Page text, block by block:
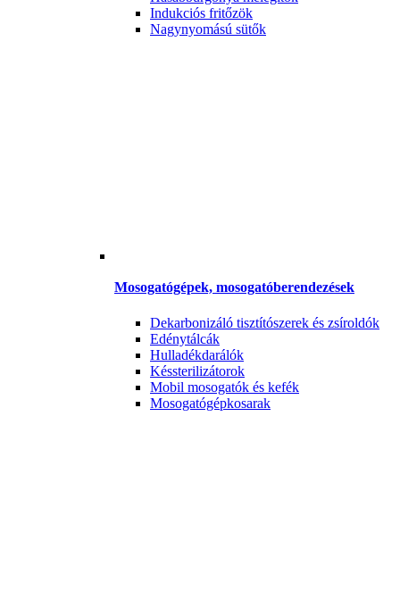
Indukciós fritőzök
Nagynyomású sütők
Mosogatógépek, mosogatóberendezések
Dekarbonizáló tisztítószerek és zsíroldók
Edénytálcák
Hulladékdarálók
Késsterilizátorok
Mobil mosogatók és kefék
Mosogatógépkosarak